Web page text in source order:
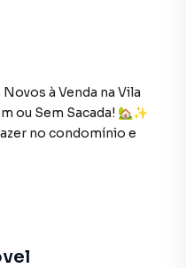
à Venda na Vila
ou Sem Sacada! 🏡✨
no condomínio e
1453 – Vila Nova York,
da região.